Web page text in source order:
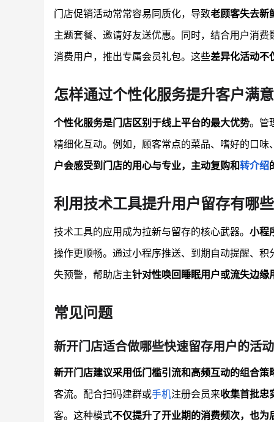
门店促销活动常常容易同质化，导致老顾客失去新
主题套餐、邀请好友送优惠。同时，结合用户消费
消费用户，推出专属会员礼包。这些差异化活动不
怎样通过个性化服务提升客户满
个性化服务是门店区别于线上平台的最大优势。管
精细化互动。例如，顾客常点的菜品、嗜好的口
户会感受到门店的用心与专业，主动复购和转介绍
利用技术工具提升用户留存有哪
技术工具的应用成为拉新与留存的核心武器。 小程
操作更顺畅。通过小程序推送、到期自动提醒、积
失预警，帮助店主针对性唤回睡眠用户或流失边缘
常见问题
新开门店适合做哪些快速留存用户的活
新开门店建议采用低门槛引流和高频互动的组合策
客流。配合扫码建群或手机注册会员来收集首批忠
客。这种模式不仅提升了开业期的消费频次，也